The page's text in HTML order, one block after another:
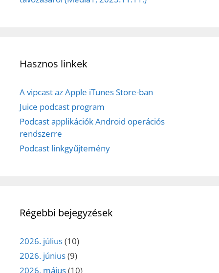
Hasznos linkek
A vipcast az Apple iTunes Store-ban
Juice podcast program
Podcast applikációk Android operációs
rendszerre
Podcast linkgyűjtemény
Régebbi bejegyzések
2026. július(10)
2026. június(9)
2026. május(10)